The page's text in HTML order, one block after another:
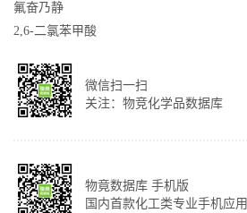
氟奋乃静
2,6-二氯苯甲酸
微信扫一扫
关注：物竞化学品数据库
物竟数据库 手机版
国内首款化工类专业手机应用